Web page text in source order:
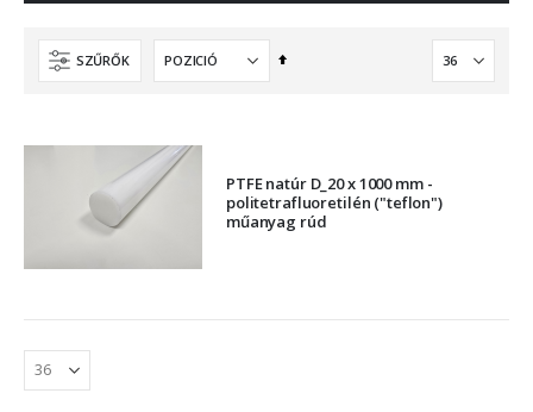
SZŰRŐK
Csökkenő
PTFE natúr D_20 x 1000 mm -
politetrafluoretilén ("teflon")
műanyag rúd